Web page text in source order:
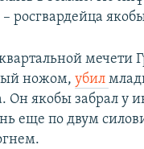
росгвардейца
мечети
ножом, убил
Он якобы забрал у
еще по двум